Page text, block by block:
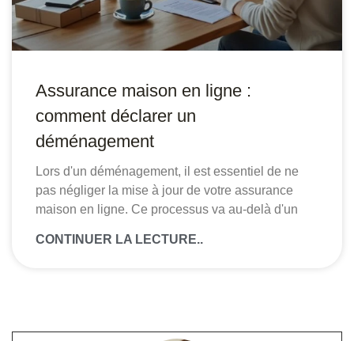
Assurance maison en ligne :
comment déclarer un
déménagement
Lors d'un déménagement, il est essentiel de ne
pas négliger la mise à jour de votre assurance
maison en ligne. Ce processus va au-delà d'un
CONTINUER LA LECTURE..